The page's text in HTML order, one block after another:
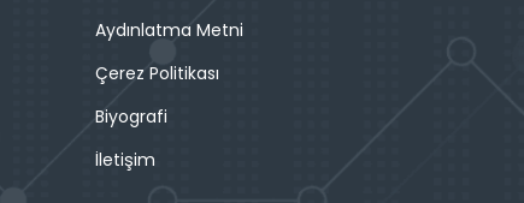
Aydınlatma Metni
Çerez Politikası
Biyografi
İletişim